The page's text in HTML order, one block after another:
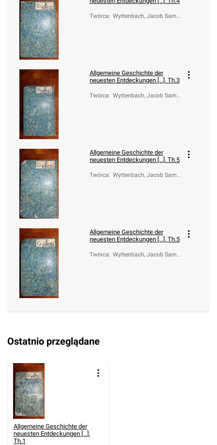
Twórca: Wyttenbach, Jacob Samu
Allgemeine Geschichte der
neuesten Entdeckungen [...]. Th.3
Twórca: Wyttenbach, Jacob Samu
Allgemeine Geschichte der
neuesten Entdeckungen [...]. Th.5
Twórca: Wyttenbach, Jacob Samu
Allgemeine Geschichte der
neuesten Entdeckungen [...]. Th.5
Twórca: Wyttenbach, Jacob Samu
Ostatnio przeglądane
Allgemeine Geschichte der
neuesten Entdeckungen [...].
Th.1